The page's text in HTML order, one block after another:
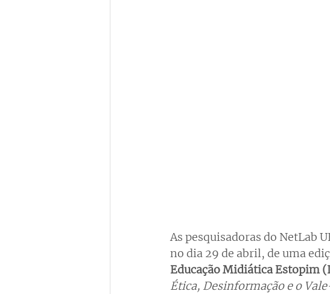
As pesquisadoras do NetLab
no dia 29 de abril, de uma
Educação Midiática Estopim
Ética, Desinformação e o